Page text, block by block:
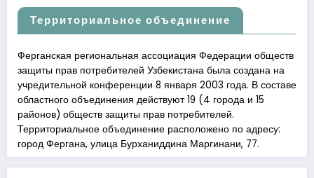
Территориальное объединение
Ферганская региональная ассоциация Федерации обществ
защиты прав потребителей Узбекистана была создана на
учредительной конференции 8 января 2003 года. В составе
областного объединения действуют 19 (4 города и 15
районов) обществ защиты прав потребителей.
Территориальное объединение расположено по адресу:
город Фергана, улица Бурханиддина Маргинани, 77.